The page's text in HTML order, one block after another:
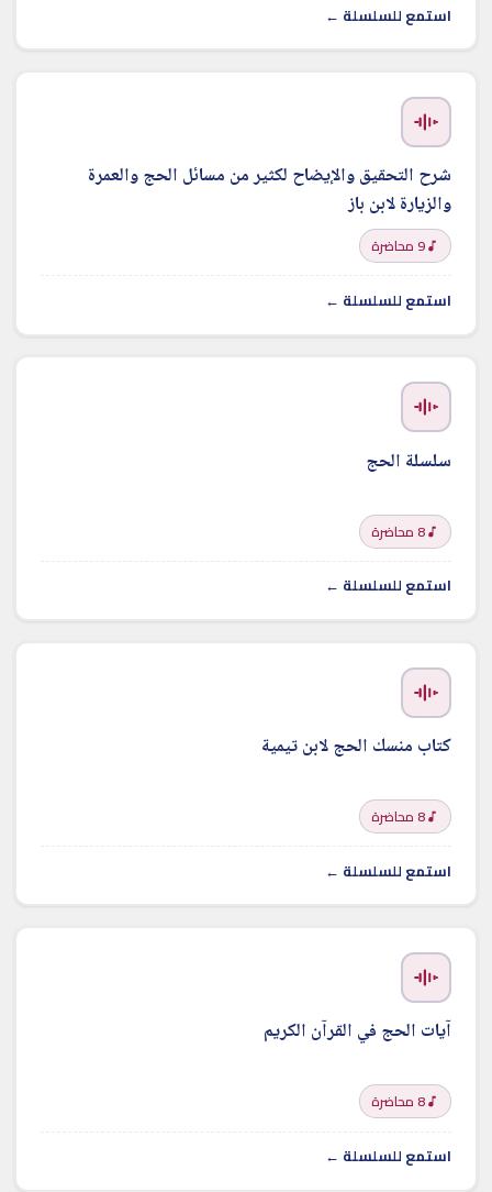
استمع للسلسلة ←
شرح التحقيق والإيضاح لكثير من مسائل الحج والعمرة
والزيارة لابن باز
9 محاضرة
استمع للسلسلة ←
سلسلة الحج
8 محاضرة
استمع للسلسلة ←
كتاب منسك الحج لابن تيمية
8 محاضرة
استمع للسلسلة ←
آيات الحج في القرآن الكريم
8 محاضرة
استمع للسلسلة ←